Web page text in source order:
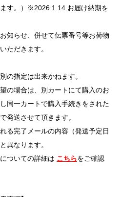
す。）
※2026.1.14 お届け納期を
知らせ、併せて伝票番号等お荷物
ただきます。
の指定は出来かねます。
の場合は、別カートにて購入のお
同一カートで購入手続きをされた
発送させて頂きます。
る完了メールの内容（発送予定日
異なります。
ついての詳細は こちらをご確認